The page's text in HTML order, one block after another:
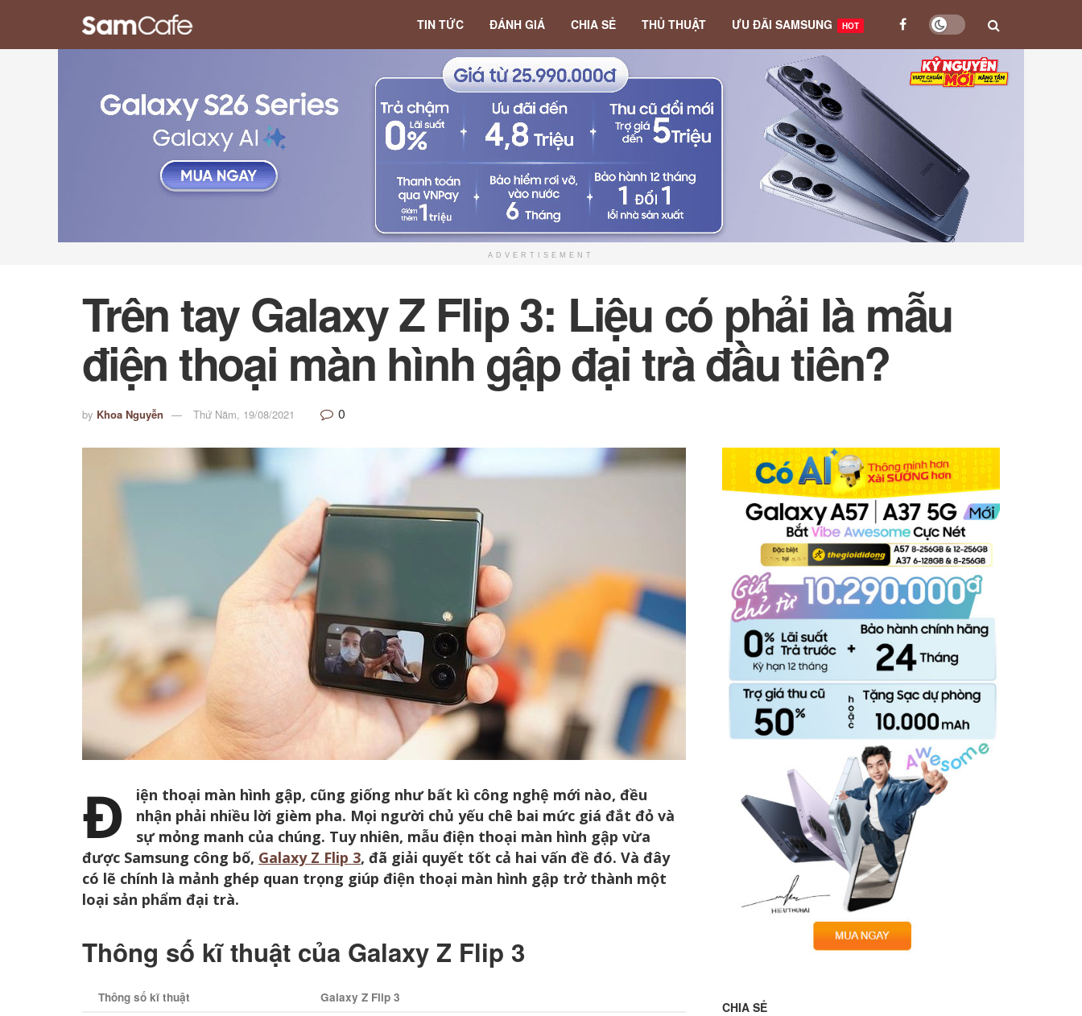
TIN TỨC ĐÁNH GIÁ CHIA SẺ THỦ THUẬT ƯU ĐÃI SAMSUNG HOT
ADVERTISEMENT
Trên tay Galaxy Z Flip 3: Liệu có phải là mẫu
điện thoại màn hình gập đại trà đầu tiên?
by Khoa Nguyễn Thứ Năm, 19/08/2021 0
Đ
iện thoại màn hình gập, cũng giống như bất kì công nghệ mới nào, đều
nhận phải nhiều lời gièm pha. Mọi người chủ yếu chê bai mức giá đắt đỏ và
sự mỏng manh của chúng. Tuy nhiên, mẫu điện thoại màn hình gập vừa
được Samsung công bố, Galaxy Z Flip 3, đã giải quyết tốt cả hai vấn đề đó. Và đây
có lẽ chính là mảnh ghép quan trọng giúp điện thoại màn hình gập trở thành một
loại sản phẩm đại trà.
Thông số kĩ thuật của Galaxy Z Flip 3
Thông số kĩ thuật Galaxy Z Flip 3
CHIA SẺ